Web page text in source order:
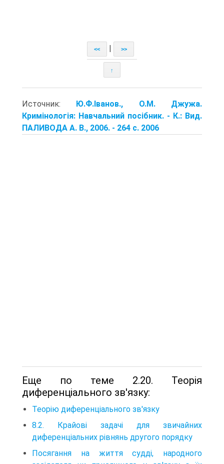
<< >>
↑
Источник: Ю.Ф.Іванов., О.М. Джужа.
Кримінологія: Навчальний посібник. - К.: Вид.
ПАЛИВОДА А. В., 2006. - 264 с. 2006
Еще по теме 2.20. Теорія
диференціального зв'язку:
Теорію диференціального зв'язку
8.2. Крайові задачі для звичайних
диференціальних рівнянь другого порядку
Посягання на життя судді, народного